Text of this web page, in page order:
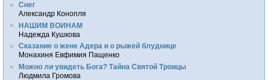
Снег
Александр Конопля
НАШИМ ВОИНАМ
Надежда Кушкова
Сказание о жене Адера и о рыжей блуднице
Монахиня Евфимия Пащенко
Можно ли увидеть Бога? Тайна Святой Троицы
Людмила Громова